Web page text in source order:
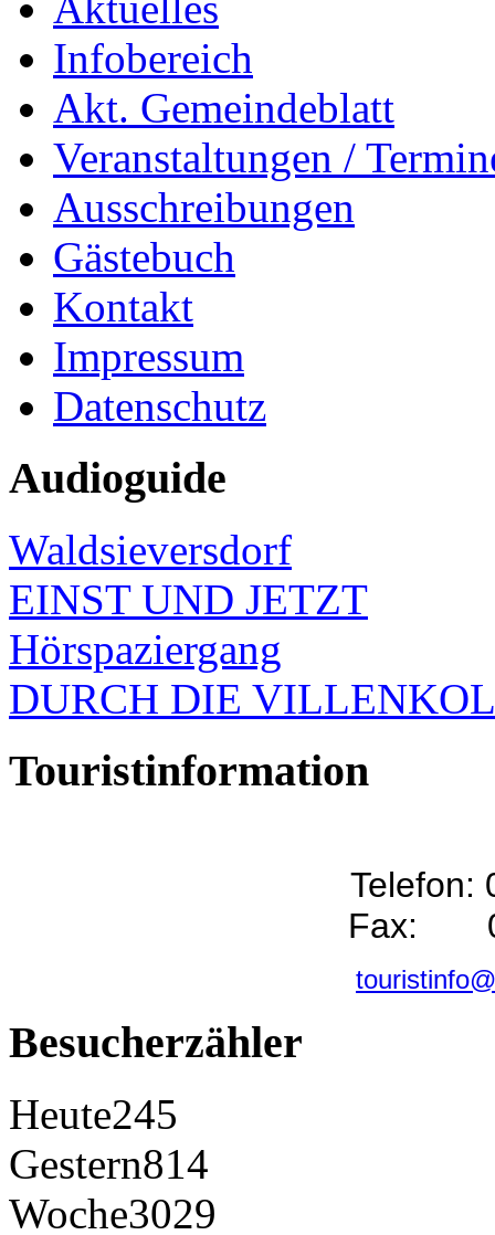
Infobereich
Akt. Gemeindeblatt
Veranstaltungen /
Ausschreibungen
Gästebuch
Kontakt
Impressum
Datenschutz
Audioguide
Waldsieversdorf
EINST UND JETZT
Hörspaziergang
DURCH DIE
Touristinformation
Telefon:
Fax:
Besucherzähler
Heute245
Gestern814
Woche3029